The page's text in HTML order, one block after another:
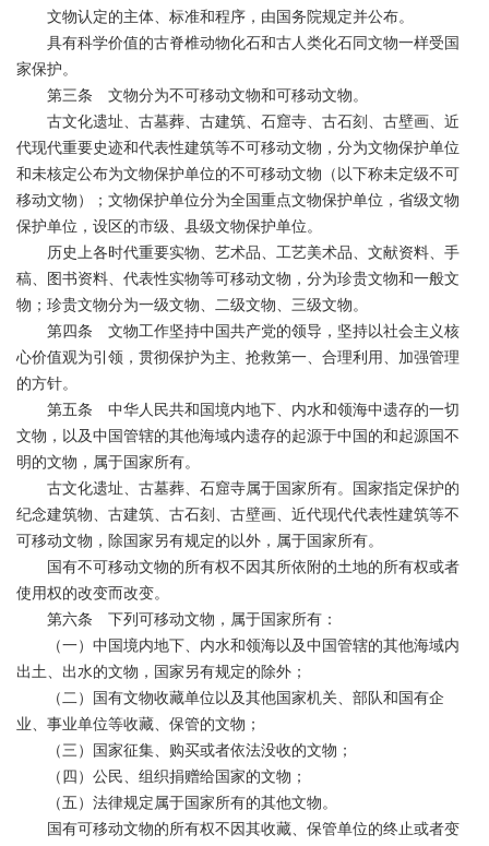
文物认定的主体、标准和程序，由国务院规定并公布。
具有科学价值的古脊椎动物化石和古人类化石同文物一样受国
家保护。
第三条 文物分为不可移动文物和可移动文物。
古文化遗址、古墓葬、古建筑、石窟寺、古石刻、古壁画、近
代现代重要史迹和代表性建筑等不可移动文物，分为文物保护单位
和未核定公布为文物保护单位的不可移动文物（以下称未定级不可
移动文物）；文物保护单位分为全国重点文物保护单位，省级文物
保护单位，设区的市级、县级文物保护单位。
历史上各时代重要实物、艺术品、工艺美术品、文献资料、手
稿、图书资料、代表性实物等可移动文物，分为珍贵文物和一般文
物；珍贵文物分为一级文物、二级文物、三级文物。
第四条 文物工作坚持中国共产党的领导，坚持以社会主义核
心价值观为引领，贯彻保护为主、抢救第一、合理利用、加强管理
的方针。
第五条 中华人民共和国境内地下、内水和领海中遗存的一切
文物，以及中国管辖的其他海域内遗存的起源于中国的和起源国不
明的文物，属于国家所有。
古文化遗址、古墓葬、石窟寺属于国家所有。国家指定保护的
纪念建筑物、古建筑、古石刻、古壁画、近代现代代表性建筑等不
可移动文物，除国家另有规定的以外，属于国家所有。
国有不可移动文物的所有权不因其所依附的土地的所有权或者
使用权的改变而改变。
第六条 下列可移动文物，属于国家所有：
（一）中国境内地下、内水和领海以及中国管辖的其他海域内
出土、出水的文物，国家另有规定的除外；
（二）国有文物收藏单位以及其他国家机关、部队和国有企
业、事业单位等收藏、保管的文物；
（三）国家征集、购买或者依法没收的文物；
（四）公民、组织捐赠给国家的文物；
（五）法律规定属于国家所有的其他文物。
国有可移动文物的所有权不因其收藏、保管单位的终止或者变